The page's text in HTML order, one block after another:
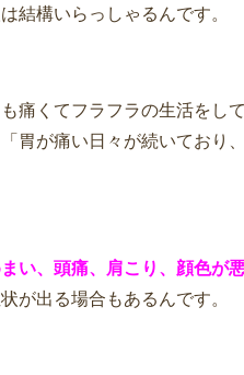
結構いらっしゃるんです。
痛くてフラフラの生活をし
胃が痛い日々が続いており
い、頭痛、肩こり、顔色が
が出る場合もあるんです。